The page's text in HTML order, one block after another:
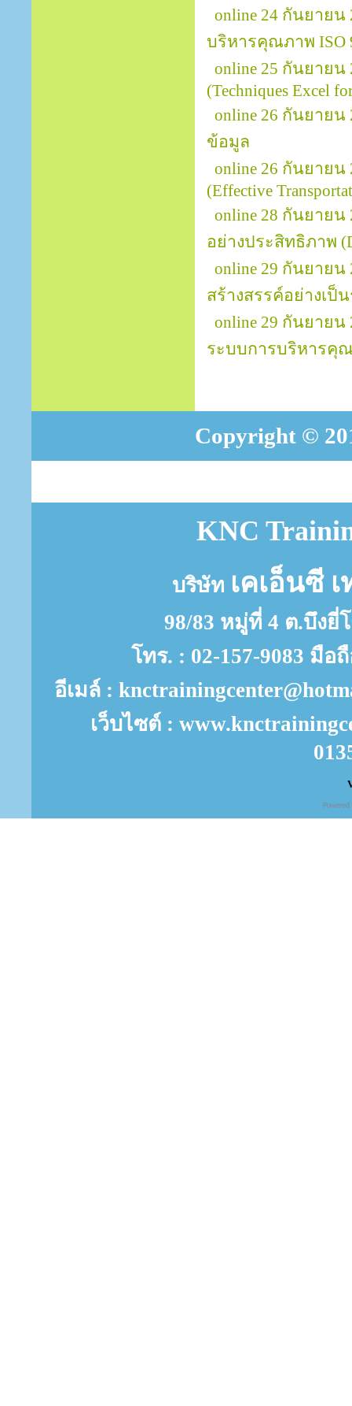
online 24 กันยาย
บริหารคุณภาพ ISO
online 25 กันยายน
(Techniques Excel
online 26 กันยายน
ข้อมูล
online 26 กันยาย
(Effective
online 28 กันยาย
อย่างประสิทธิภาพ
online 29 กันยาย
สร้างสรรค์อย่างเป็น
online 29 กันยายน
ระบบการบริหารคุณ
Copyright ©
KNC
บริษัท เคเอ็นซี
98/83 หมู่ที่ 4 ต.บึงยี่
โทร. : 02-157-9083 มือ
อีเมล์ :
เว็บไซต์ :